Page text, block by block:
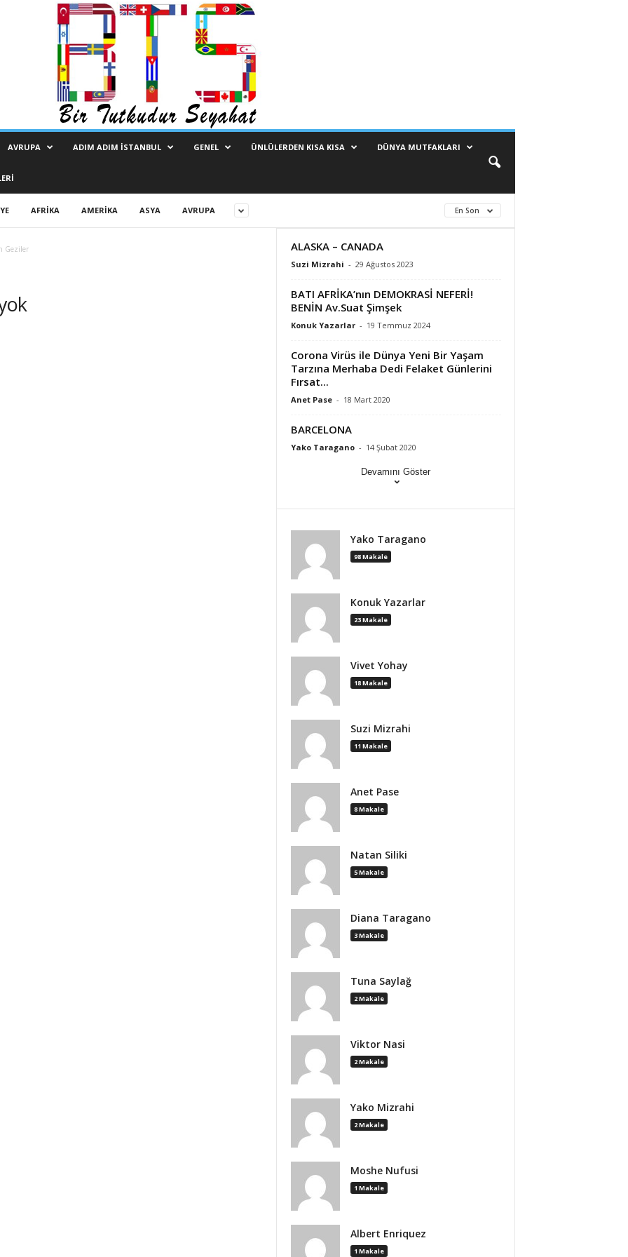
AVRUPA ADIM ADIM İSTANBUL GENEL ÜNLÜLERDEN KISA KISA DÜNYA MUTFAKLARI
AFRIKA AMERIKA ASYA AVRUPA En Son
Geziler ALASKA – CANADA
Suzi Mizrahi - 29 Ağustos 2023
BATI AFRİKA’nın DEMOKRASİ NEFERİ!
BENİN Av.Suat Şimşek
Konuk Yazarlar - 19 Temmuz 2024
Corona Virüs ile Dünya Yeni Bir Yaşam
Tarzına Merhaba Dedi Felaket Günlerini
Fırsat...
Anet Pase - 18 Mart 2020
BARCELONA
Yako Taragano - 14 Şubat 2020
Devamını Göster
Yako Taragano
98 Makale
Konuk Yazarlar
23 Makale
Vivet Yohay
18 Makale
Suzi Mizrahi
11 Makale
Anet Pase
8 Makale
Natan Siliki
5 Makale
Diana Taragano
3 Makale
Tuna Saylağ
2 Makale
Viktor Nasi
2 Makale
Yako Mizrahi
2 Makale
Moshe Nufusi
1 Makale
Albert Enriquez
1 Makale